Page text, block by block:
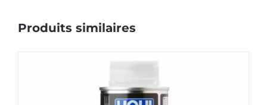
Produits similaires